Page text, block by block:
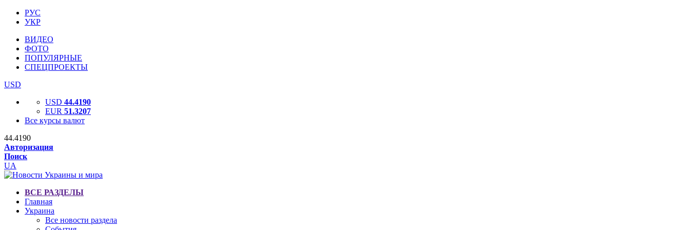
РУС
УКР
ВИДЕО
ФОТО
ПОПУЛЯРНЫЕ
СПЕЦПРОЕКТЫ
USD
USD 44.4190
EUR 51.3207
Все курсы валют
44.4190
Авторизация
Поиск
UA
ВСЕ РАЗДЕЛЫ
Главная
Украина
Все новости раздела